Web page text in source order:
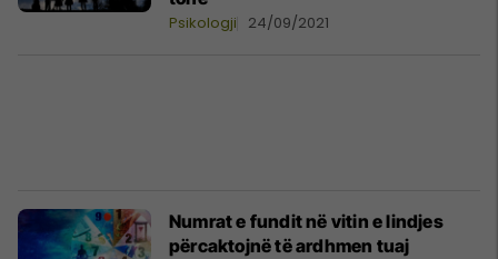
Psikologji 24/09/2021
Numrat e fundit në vitin e lindjes
përcaktojnë të ardhmen tuaj